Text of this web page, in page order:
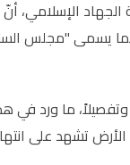
الإسلامي، أنّ
لما يسمى "مجلس
ما ورد في هذه
تشهد على